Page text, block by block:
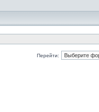
Перейти: